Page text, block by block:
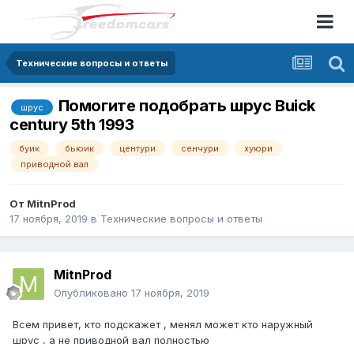
Технические вопросы и ответы
шрус
Помогите подобрать шрус Buick
century 5th 1993
буик бьюик центури сенчури
хуюри
приводной вал
От MitnProd
17 ноября, 2019 в Технические вопросы и ответы
MitnProd
Опубликовано 17 ноября, 2019
Всем привет, кто подскажет , менял может кто наружный
шрус , а не приводной вал полностью